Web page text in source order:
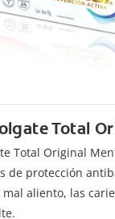
Total
Total Original
de protección
aliento, las